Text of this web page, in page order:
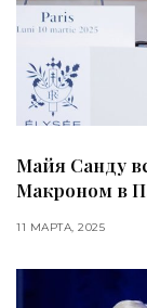
Майя Санду
Макроном в
11 МАРТА, 2025